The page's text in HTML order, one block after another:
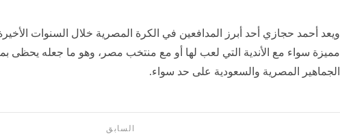
ويعد أحمد حجازي أحد أبرز المدافعين في الكرة المصرية خلال السنوات
مميزة سواء مع الأندية التي لعب لها أو مع منتخب مصر، وهو ما جعله يحظى
الجماهير المصرية والسعودية على حد سواء.
السابق